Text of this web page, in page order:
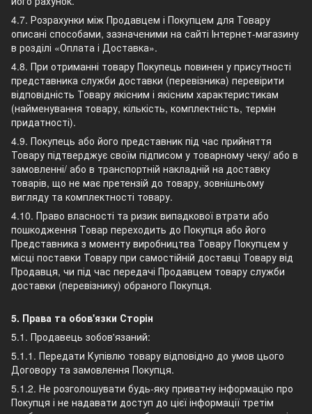
4.7. Розрахунки між Продавцем і Покупцем для Товару
описані способами, зазначеними на сайті Інтернет-магазину
в розділі «Оплата і Доставка».
4.8. При отриманні товару Покупець повинен у присутності
представника служби доставки (перевізника) перевірити
відповідність Товару якісним і якісним характеристикам
(найменування товару, кількість, комплектність, термін
придатності).
4.9. Покупець або його представник під час прийняття
Товару підтверджує своїм підписом у товарному чеку/ або в
замовленні/ або в транспортній накладній на доставку
товарів, що не має претензій до товару, зовнішньому
вигляду та комплектності товару.
4.10. Право власності та ризик випадкової втрати або
пошкодження Товар переходить до Покупця або його
Представника з моменту виробництва Товару Покупцем у
місці поставки Товару при самостійній доставці Товару від
Продавця, чи під час передачі Продавцем товару служби
доставки (перевізнику) обраного Покупця.
5. Права та обов'язки Сторін
5.1. Продавець зобов'язаний:
5.1.1. Передати Купівлю товару відповідно до умов цього
Договору та замовлення Покупця.
5.1.2. Не розголошувати будь-яку приватну інформацію про
Покупця і не надавати доступ до цієї інформації третім